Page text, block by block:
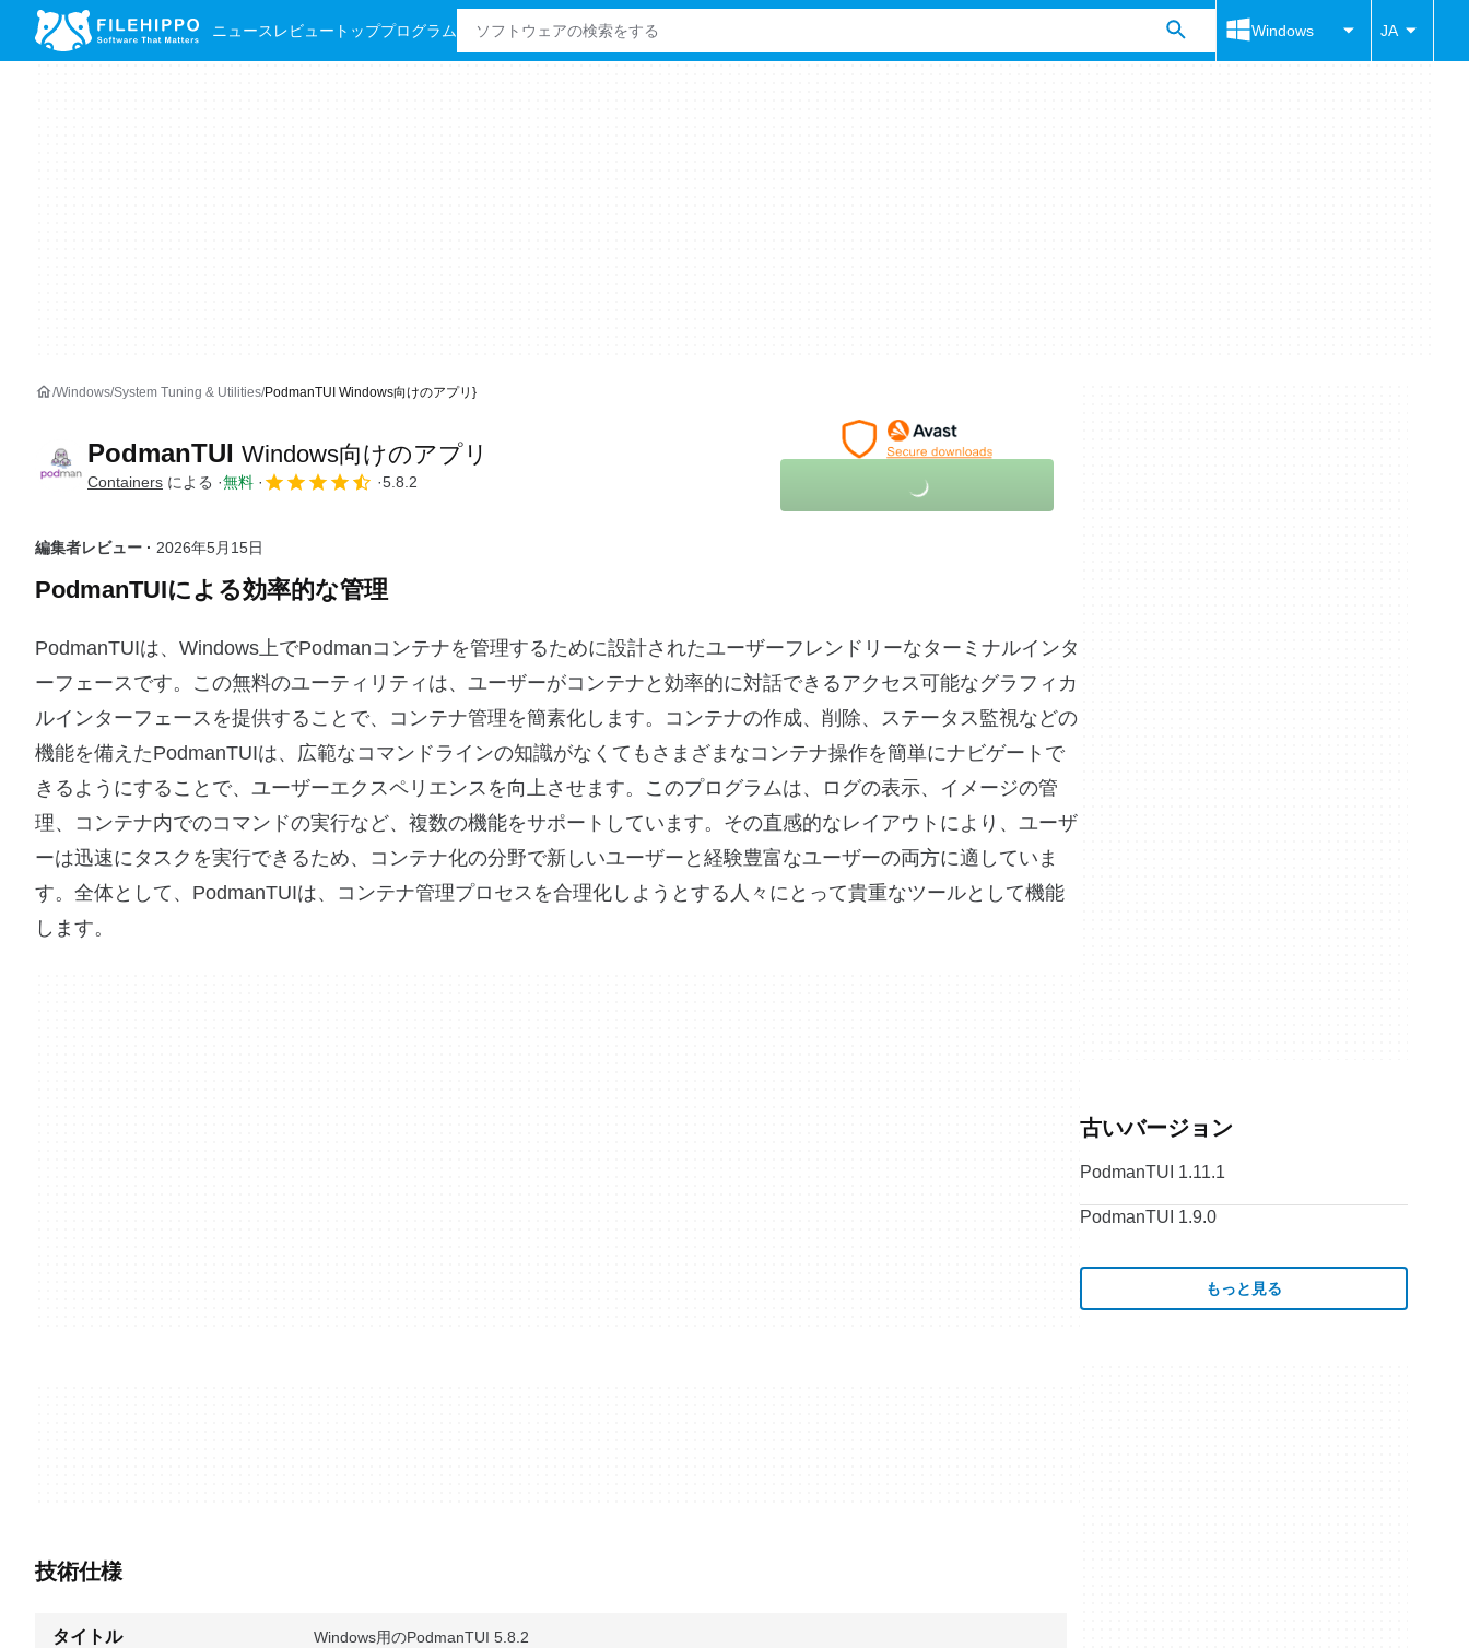
ニュース レビュー トッププログラム Windows JA
Windows System Tuning & Utilities PodmanTUI Windows向けのアプリ}
PodmanTUI Windows向けのアプリ
Containers による 無料 5.8.2
編集者レビュー · 2026年5月15日
PodmanTUIによる効率的な管理
PodmanTUIは、Windows上でPodmanコンテナを管理するために設計されたユーザーフレンドリーなターミナルインタ
ーフェースです。この無料のユーティリティは、ユーザーがコンテナと効率的に対話できるアクセス可能なグラフィカ
ルインターフェースを提供することで、コンテナ管理を簡素化します。コンテナの作成、削除、ステータス監視などの
機能を備えたPodmanTUIは、広範なコマンドラインの知識がなくてもさまざまなコンテナ操作を簡単にナビゲートで
きるようにすることで、ユーザーエクスペリエンスを向上させます。このプログラムは、ログの表示、イメージの管
理、コンテナ内でのコマンドの実行など、複数の機能をサポートしています。その直感的なレイアウトにより、ユーザ
ーは迅速にタスクを実行できるため、コンテナ化の分野で新しいユーザーと経験豊富なユーザーの両方に適していま
す。全体として、PodmanTUIは、コンテナ管理プロセスを合理化しようとする人々にとって貴重なツールとして機能
します。
技術仕様
タイトル Windows用のPodmanTUI 5.8.2
古いバージョン
PodmanTUI 1.11.1
PodmanTUI 1.9.0
もっと見る